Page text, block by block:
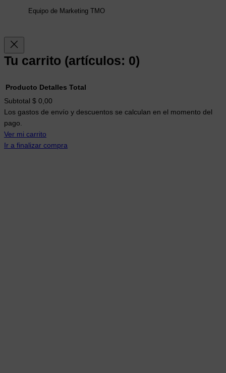
Equipo de Marketing TMO
Tu carrito (artículos: 0)
Productos
del
carrito
Producto Detalles Total
Subtotal $ 0,00
Los gastos de envío y descuentos se calculan en el momento del
pago.
Ver mi carrito
Ir a finalizar compra